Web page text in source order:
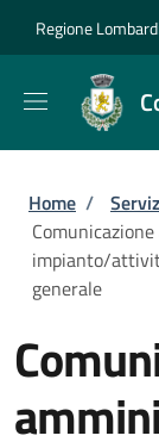
Regione
Home /
impianto/
generale